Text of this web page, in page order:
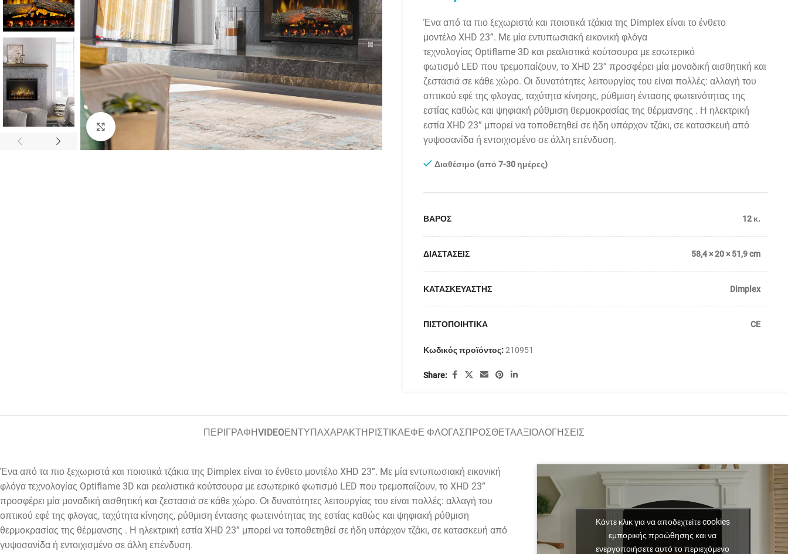
Ένα από τα πιο ξεχωριστά και ποιοτικά τζάκια της Dimplex είναι το ένθετο
μοντέλο XHD 23”. Mε μία εντυπωσιακή εικονική φλόγα
τεχνολογίας Optiflame 3 D και ρεαλιστικά κούτσουρα με εσωτερικό
φωτισμό LED που τρεμοπαίζουν, το XHD 23” προσφέρει μία μοναδική αισθητική και
ζεστασιά σε κάθε χώρο. Οι δυνατότητες λειτουργίας του είναι πολλές: αλλαγή του
οπτικού εφέ της φλογας, ταχύτητα κίνησης, ρύθμιση έντασης φωτεινότητας της
εστίας καθώς και ψηφιακή ρύθμιση θερμοκρασίας της θέρμανσης . Η ηλεκτρική
εστία XHD 23” μπορεί να τοποθετηθεί σε ήδη υπάρχον τζάκι, σε κατασκευή από
γυψοσανίδα ή εντοιχισμένο σε άλλη επένδυση.
Διαθέσιμο (από 7-30 ημέρες)
ΒΑΡΟΣ 12 κ.
ΔΙΑΣΤΑΣΕΙΣ 58,4 × 20 × 51,9 cm
ΚΑΤΑΣΚΕΥΑΣΤΗΣ Dimplex
ΠΙΣΤΟΠΟΙΗΤΙΚΑ CE
Κωδικός προϊόντος:210951
Share:
ΠΕΡΙΓΡΑΦΗVIDEOΕΝΤΥΠΑΧΑΡΑΚΤΗΡΙΣΤΙΚΑΕΦΕ ΦΛΟΓΑΣΠΡΟΣΘΕΤΑΑΞΙΟΛΟΓΗΣΕΙΣ
Ένα από τα πιο ξεχωριστά και ποιοτικά τζάκια της Dimplex είναι το ένθετο μοντέλο XHD 23”. Mε μία εντυπωσιακή εικονική
φλόγα τεχνολογίας Optiflame 3 D και ρεαλιστικά κούτσουρα με εσωτερικό φωτισμό LED που τρεμοπαίζουν, το XHD 23”
προσφέρει μία μοναδική αισθητική και ζεστασιά σε κάθε χώρο. Οι δυνατότητες λειτουργίας του είναι πολλές: αλλαγή του
οπτικού εφέ της φλογας, ταχύτητα κίνησης, ρύθμιση έντασης φωτεινότητας της εστίας καθώς και ψηφιακή ρύθμιση
θερμοκρασίας της θέρμανσης . Η ηλεκτρική εστία XHD 23” μπορεί να τοποθετηθεί σε ήδη υπάρχον τζάκι, σε κατασκευή από
γυψοσανίδα ή εντοιχισμένο σε άλλη επένδυση.
Κάντε κλικ για να αποδεχτείτε cookies
εμπορικής προώθησης και να
ενεργοποιήσετε αυτό το περιεχόμενο